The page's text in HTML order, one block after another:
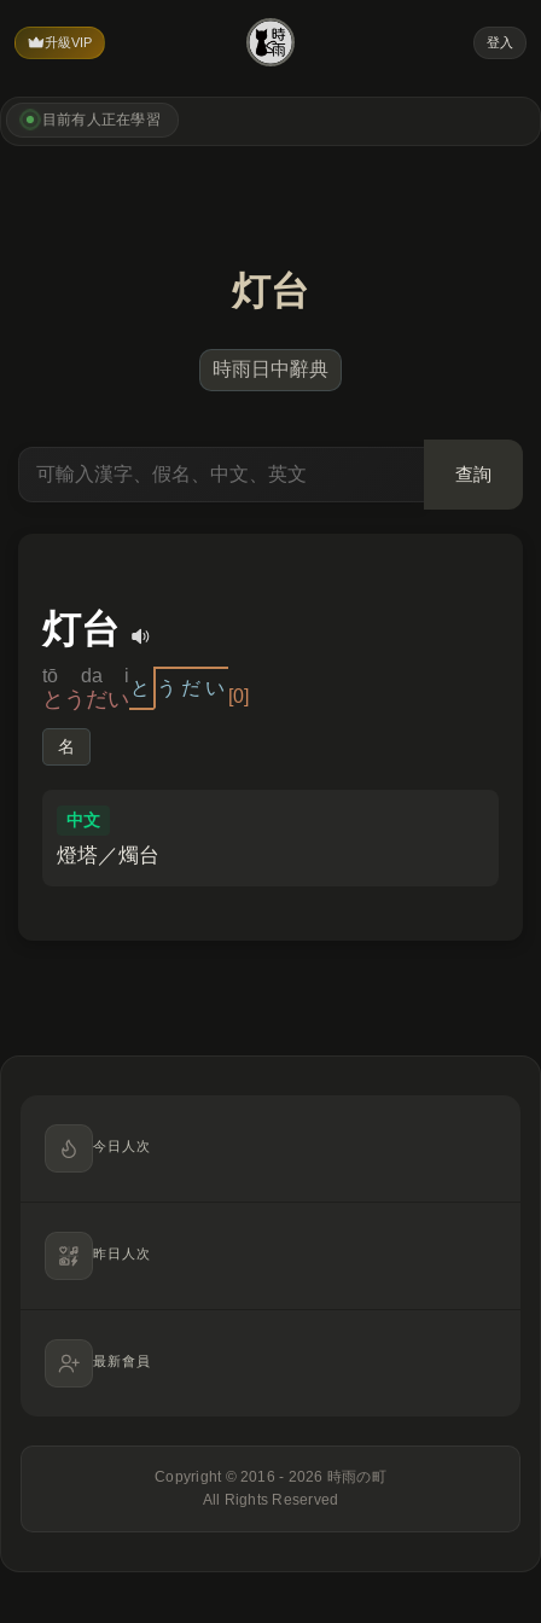
升級VIP 登入
目前有 人正在學習
灯台
時雨日中辭典
查詢
灯台
tō da i
とうだい と う だ い [0]
名
中文
燈塔／燭台
今日人次
昨日人次
最新會員
Copyright © 2016 - 2026 時雨の町
All Rights Reserved